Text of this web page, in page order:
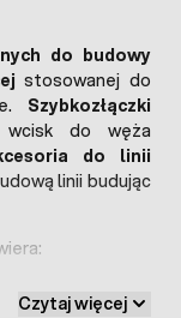
do budowy
stosowanej do
Szybkozłączki
do węża
do linii
linii budując
Czytaj więcej